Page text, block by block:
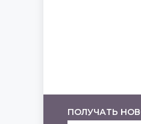
ПОЛУЧАТЬ